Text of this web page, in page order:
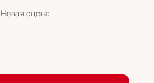
Новая сцена